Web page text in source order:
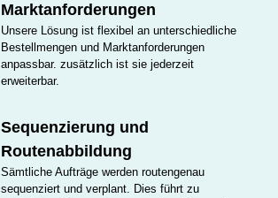
Marktanforderungen
Unsere Lösung ist flexibel an unterschiedliche
Bestellmengen und Marktanforderungen
anpassbar. zusätzlich ist sie jederzeit
erweiterbar.
Sequenzierung und
Routenabbildung
Sämtliche Aufträge werden routengenau
sequenziert und verplant. Dies führt zu